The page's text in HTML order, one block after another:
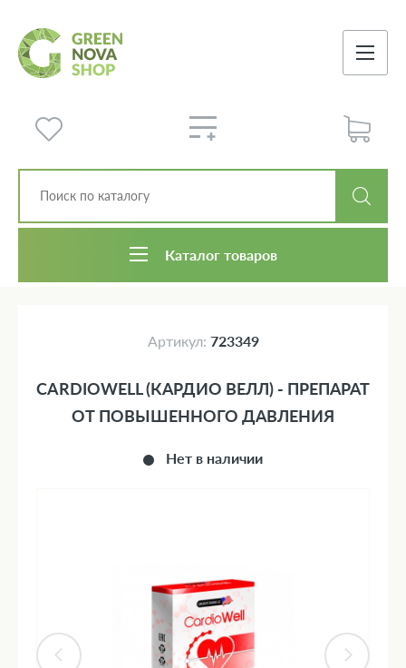
Каталог товаров
Артикул: 723349
Нет в наличии
CARDIOWELL (КАРДИО ВЕЛЛ) - ПРЕПАРАТ
ОТ ПОВЫШЕННОГО ДАВЛЕНИЯ